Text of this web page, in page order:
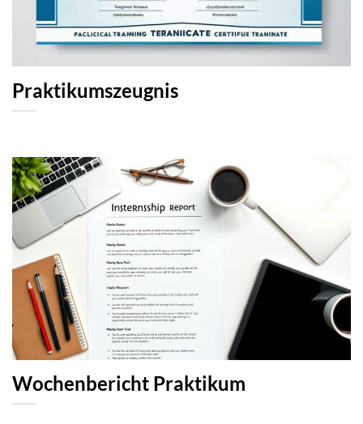
Praktikumszeugnis
Wochenbericht Praktikum